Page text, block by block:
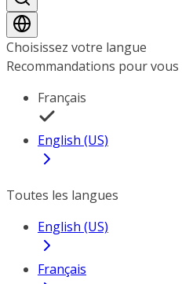
Choisissez votre langue
Recommandations pour vous
Français
English (US)
Toutes les langues
English (US)
Français